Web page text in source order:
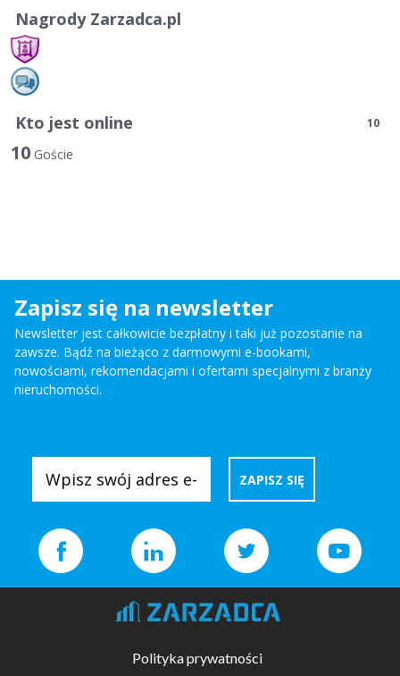
Nagrody Zarzadca.pl
Kto jest online 10
10 Goście
Zapisz się na newsletter
Newsletter jest całkowicie bezpłatny i taki już pozostanie na
zawsze. Bądź na bieżąco z darmowymi e-bookami,
nowościami, rekomendacjami i ofertami specjalnymi z branży
nieruchomości.
Polityka prywatności